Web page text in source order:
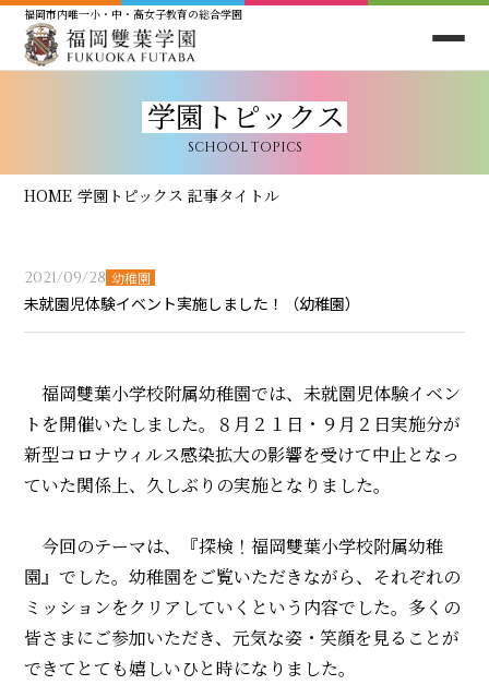
福岡市内唯一小・中・高女子教育の総合学園
学園トピックス
SCHOOL TOPICS
HOME 学園トピックス 記事タイトル
2021/09/28 幼稚園
未就園児体験イベント実施しました！（幼稚園）
福岡雙葉小学校附属幼稚園では、未就園児体験イベン
トを開催いたしました。８月２１日・９月２日実施分が
新型コロナウィルス感染拡大の影響を受けて中止となっ
ていた関係上、久しぶりの実施となりました。
今回のテーマは、『探検！福岡雙葉小学校附属幼稚
園』でした。幼稚園をご覧いただきながら、それぞれの
ミッションをクリアしていくという内容でした。多くの
皆さまにご参加いただき、元気な姿・笑顔を見ることが
できてとても嬉しいひと時になりました。